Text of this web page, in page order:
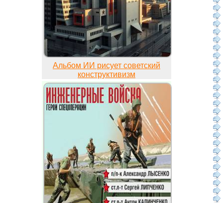
Альбом ИИ рисует советский
конструктивизм